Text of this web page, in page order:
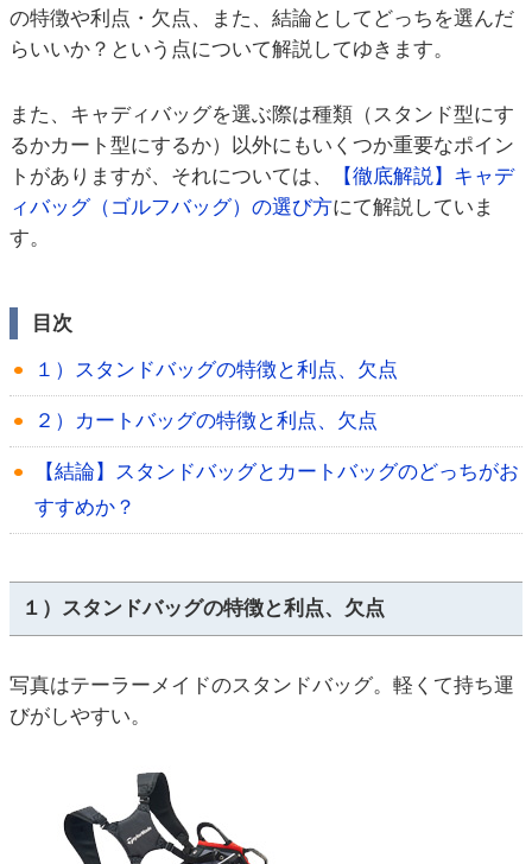
の特徴や利点・欠点、また、結論としてどっちを選んだ
らいいか？という点について解説してゆきます。
また、キャディバッグを選ぶ際は種類（スタンド型にす
るかカート型にするか）以外にもいくつか重要なポイン
トがありますが、それについては、
【徹底解説】キャデ
ィバッグ（ゴルフバッグ）の選び方にて解説していま
す。
目次
１）スタンドバッグの特徴と利点、欠点
２）カートバッグの特徴と利点、欠点
【結論】スタンドバッグとカートバッグのどっちがお
すすめか？
１）スタンドバッグの特徴と利点、欠点
写真はテーラーメイドのスタンドバッグ。軽くて持ち運
びがしやすい。